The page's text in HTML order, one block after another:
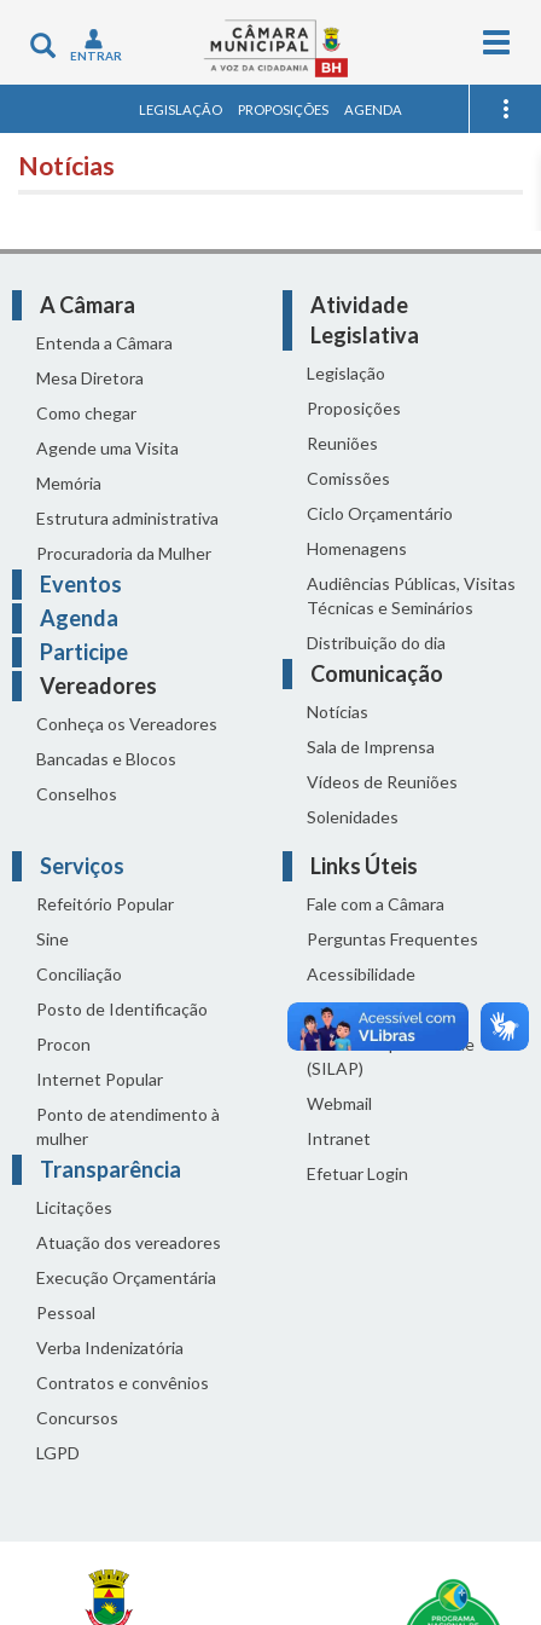
Toggle
navigation
ENTRAR
LEGISLAÇÃO PROPOSIÇÕES AGENDA
Notícias
A Câmara
Entenda a Câmara
Mesa Diretora
Como chegar
Agende uma Visita
Memória
Estrutura administrativa
Procuradoria da Mulher
Eventos
Agenda
Participe
Vereadores
Conheça os Vereadores
Bancadas e Blocos
Conselhos
Atividade
Legislativa
Legislação
Proposições
Reuniões
Comissões
Ciclo Orçamentário
Homenagens
Audiências Públicas, Visitas
Técnicas e Seminários
Distribuição do dia
Comunicação
Notícias
Sala de Imprensa
Vídeos de Reuniões
Solenidades
Serviços
Refeitório Popular
Sine
Conciliação
Posto de Identificação
Procon
Internet Popular
Ponto de atendimento à
mulher
Transparência
Licitações
Atuação dos vereadores
Execução Orçamentária
Pessoal
Verba Indenizatória
Contratos e convênios
Concursos
LGPD
Links Úteis
Fale com a Câmara
Perguntas Frequentes
Acessibilidade
Termos de uso
Política de privacidade
(SILAP)
Webmail
Intranet
Efetuar Login